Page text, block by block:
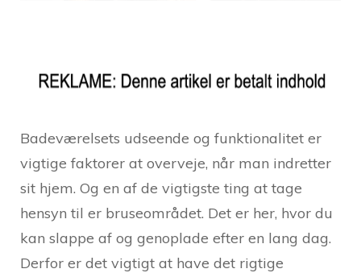
Badeværelsets udseende og funktionalitet er
vigtige faktorer at overveje, når man indretter
sit hjem. Og en af de vigtigste ting at tage
hensyn til er bruseområdet. Det er her, hvor du
kan slappe af og genoplade efter en lang dag.
Derfor er det vigtigt at have det rigtige